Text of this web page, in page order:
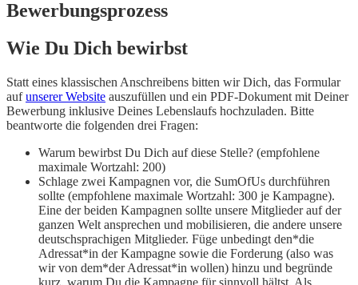
Bewerbungsprozess
Wie Du Dich bewirbst
Statt eines klassischen Anschreibens bitten wir Dich, das Formular
aufunserer Website auszufüllen und ein PDF-Dokument mit Deiner
Bewerbung inklusive Deines Lebenslaufs hochzuladen. Bitte
beantworte die folgenden drei Fragen:
Warum bewirbst Du Dich auf diese Stelle? (empfohlene
maximale Wortzahl: 200)
Schlage zwei Kampagnen vor, die SumOfUs durchführen
sollte (empfohlene maximale Wortzahl: 300 je Kampagne).
Eine der beiden Kampagnen sollte unsere Mitglieder auf der
ganzen Welt ansprechen und mobilisieren, die andere unsere
deutschsprachigen Mitglieder. Füge unbedingt den*die
Adressat*in der Kampagne sowie die Forderung (also was
wir von dem*der Adressat*in wollen) hinzu und begründe
kurz, warum Du die Kampagne für sinnvoll hältst. Als